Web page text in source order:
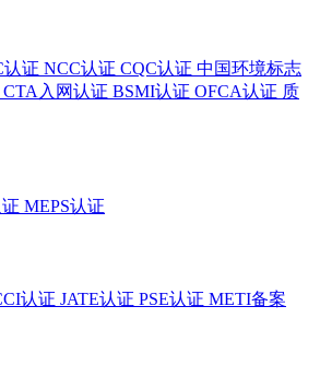
认证 NCC认证 CQC认证 中国环境标志
CTA入网认证 BSMI认证 OFCA认证 质
MEPS认证
认证 JATE认证 PSE认证 METI备案